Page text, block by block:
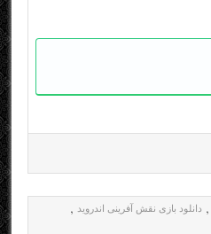
, دانلود بازی نقش آفرینی اندروید ,